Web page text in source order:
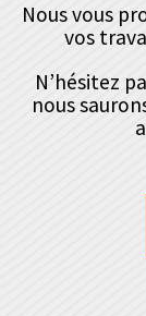
Nous vous
vos
N’hésitez
nous